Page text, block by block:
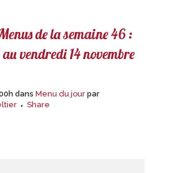
de la semaine 46 :
vendredi 14 novembre
dans Menu du jour par
Share